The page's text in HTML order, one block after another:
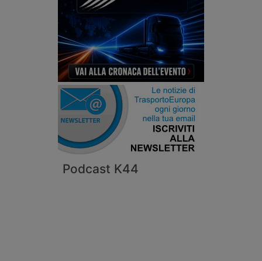
Podcast K44